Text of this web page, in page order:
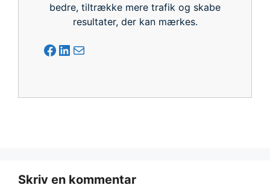
bedre, tiltrække mere trafik og skabe
resultater, der kan mærkes.
Facebook
LinkedIn
Mail
Skriv en kommentar